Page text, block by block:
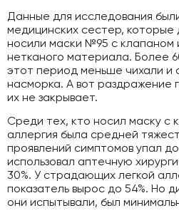
Данные для исследования
медицинских сестер, которые
носили маски №95 с клапаном
нетканого материала. Более
этот период меньше чихали и
насморка. А вот раздражение
их не закрывает.
Среди тех, кто носил маску с
аллергия была средней
проявлений симптомов упал
использовал аптечную
30%. У страдающих легкой
показатель вырос до 54%. Но
они испытывали, был